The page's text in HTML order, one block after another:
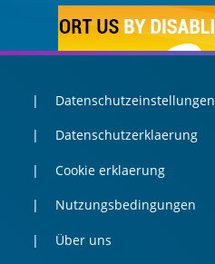
Datenschutzeinstellungen
Datenschutzerklaerung
Cookie erklaerung
Nutzungsbedingungen
Über uns